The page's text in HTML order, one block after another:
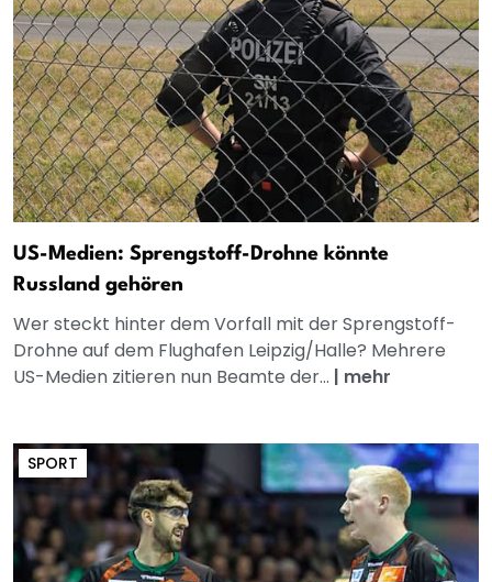
US-Medien: Sprengstoff-Drohne könnte
Russland gehören
Wer steckt hinter dem Vorfall mit der Sprengstoff-
Drohne auf dem Flughafen Leipzig/Halle? Mehrere
US-Medien zitieren nun Beamte der... | mehr
SPORT